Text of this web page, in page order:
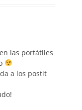
las portátiles
a los postit